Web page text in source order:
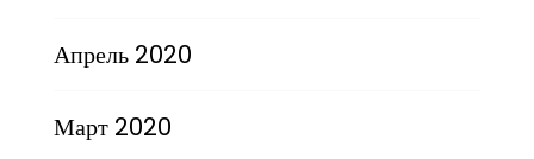
Апрель 2020
Март 2020